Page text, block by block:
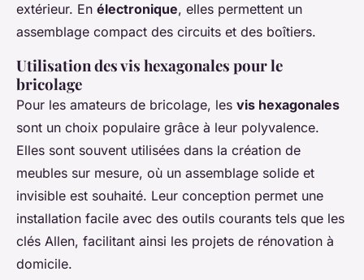
extérieur. En électronique, elles permettent un
assemblage compact des circuits et des boîtiers.
Utilisation des vis hexagonales pour le
bricolage
Pour les amateurs de bricolage, les vis hexagonales
sont un choix populaire grâce à leur polyvalence.
Elles sont souvent utilisées dans la création de
meubles sur mesure, où un assemblage solide et
invisible est souhaité. Leur conception permet une
installation facile avec des outils courants tels que les
clés Allen, facilitant ainsi les projets de rénovation à
domicile.